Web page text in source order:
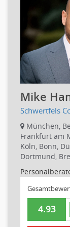
Strategisches
Human
Personal
rec2rec
Recruiting,
Referent
Anwaltschaft
Justiziariat,
Notar-,
Notariat
Asset-/Fonds-
Börsenhandel
Pharmaindustrie
Textilien &
Transport &
Mike
Schwertfels
München,
Frankfurt am
Köln, Bonn,
Dortmund,
4.93